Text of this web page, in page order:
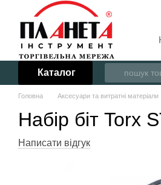
Перейти до основного контенту
Каталог
Головна Аксесуари та витратні матеріали
Набір біт Torx
Написати відгук